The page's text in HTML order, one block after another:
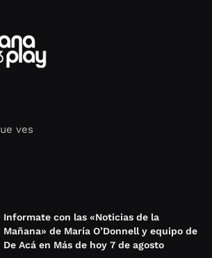
ves
Informate con las «Noticias de la
Mañana» de María O’Donnell y equipo de
De Acá en Más de hoy 7 de agosto